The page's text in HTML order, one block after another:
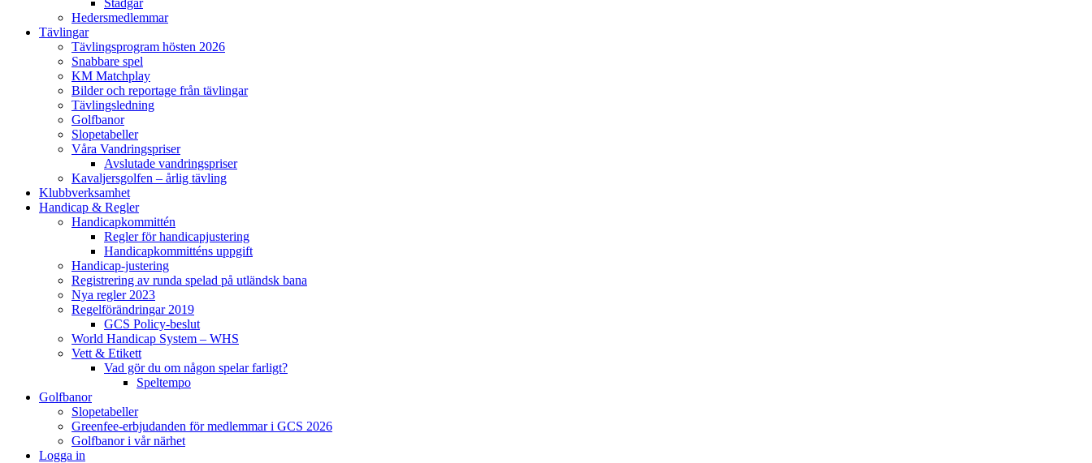
Stadgar
Hedersmedlemmar
Tävlingar
Tävlingsprogram hösten 2026
Snabbare spel
KM Matchplay
Bilder och reportage från tävlingar
Tävlingsledning
Golfbanor
Slopetabeller
Våra Vandringspriser
Avslutade vandringspriser
Kavaljersgolfen – årlig tävling
Klubbverksamhet
Handicap & Regler
Handicapkommittén
Regler för handicapjustering
Handicapkommitténs uppgift
Handicap-justering
Registrering av runda spelad på utländsk bana
Nya regler 2023
Regelförändringar 2019
GCS Policy-beslut
World Handicap System – WHS
Vett & Etikett
Vad gör du om någon spelar farligt?
Speltempo
Golfbanor
Slopetabeller
Greenfee-erbjudanden för medlemmar i GCS 2026
Golfbanor i vår närhet
Logga in